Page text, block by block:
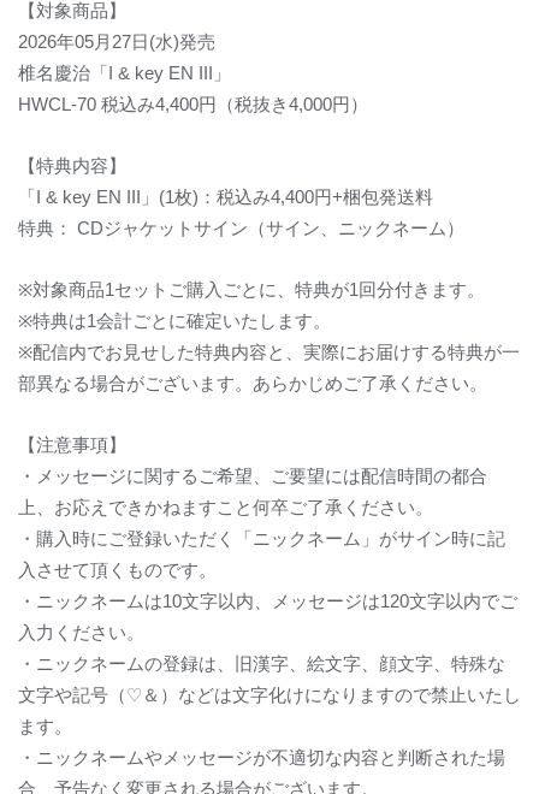
【対象商品】
2026年05月 27日 (水)発売
椎名慶治「
I & key EN III
」
HWCL-70 税込み4,400円（税抜き4,000円）
【特典内容】
「
I & key EN III 」 (1 枚) ：税込み4,400円+梱包発送料
特典：
CDジャケットサイン（サイン、ニックネーム）
※対象商品1 セットご購入ごとに、特典が1 回分付きます。
※特典は1 会計ごとに確定いたします。
※配信内でお見せした特典内容と、実際にお届けする特典が一
部異なる場合がございます。あらかじめご了承ください。
【注意事項】
・メッセージに関するご希望、ご要望には配信時間の都合
上、お応えできかねますこと何卒ご了承ください。
・購入時にご登録いただく「ニックネーム」がサイン時に記
入させて頂くものです。
・ニックネームは10文字以内、メッセージは120文字以内でご
入力ください。
・ニックネームの登録は、旧漢字、絵文字、顔文字、特殊な
文字や記号（♡ ＆）などは文字化けになりますので禁止いたし
ます。
・ニックネームやメッセージが不適切な内容と判断された場
合、予告なく変更される場合がございます。